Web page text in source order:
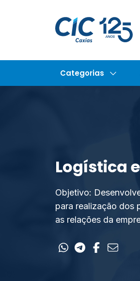
Categorias
Logística
Objetivo:
para realização dos
as relações da